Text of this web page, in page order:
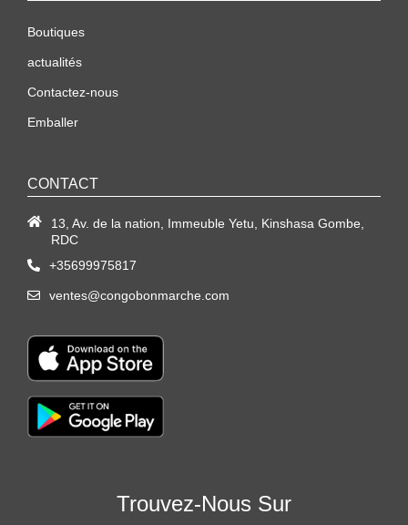
Boutiques
actualités
Contactez-nous
Emballer
CONTACT
13, Av. de la nation, Immeuble Yetu, Kinshasa Gombe,
RDC
+35699975817
ventes@congobonmarche.com
Trouvez-Nous Sur